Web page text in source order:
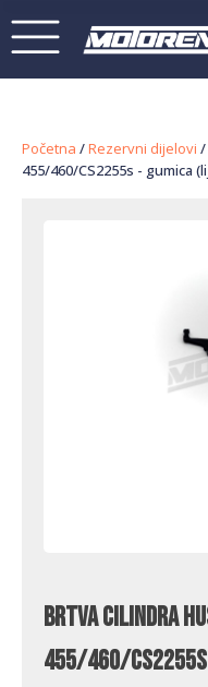
Početna /Rezervni dijelovi /
455/460/CS2255s - gumica
Brtva cilindra
455/460/